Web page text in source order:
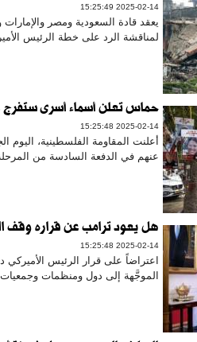
2025-02-14 15:25:49
لمناقشة الرد على خطة الرئيس
حماس تعلن أسماء أسرى ستفرج
2025-02-14 15:25:48
أعلنت المقاومة الفلسطينية، اليوم
عنهم في الدفعة السادسة من المرحلة
هل يعود ترامب عن قراره وقف
2025-02-14 15:25:48
اعتراضاً على قرار الرئيس الأميركي
الموجَّهة إلى دول ومنظمات